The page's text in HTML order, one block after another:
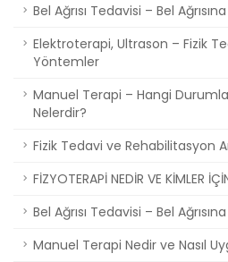
Bel Ağrısı Tedavisi – Bel
Elektroterapi, Ultrason – Fizik
Yöntemler
Manuel Terapi – Hangi
Nelerdir?
Fizik Tedavi ve Rehabilitasyon
FİZYOTERAPİ NEDİR VE KİMLER
Bel Ağrısı Tedavisi – Bel
Manuel Terapi Nedir ve Nasıl